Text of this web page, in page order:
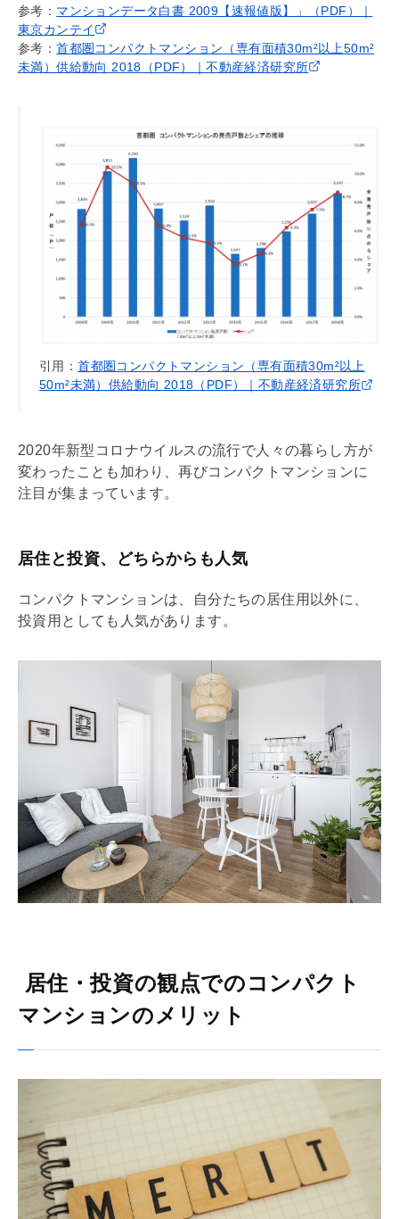
参考： マンションデータ白書 2009【速報値版】」（PDF）｜
東京カンテイ
参考：首都圏コンパクトマンション（専有面積30m²以上50m²
未満）供給動向 2018（PDF）｜不動産経済研究所
引用：首都圏コンパクトマンション（専有面積30m²以上
50m²未満）供給動向 2018（PDF）｜不動産経済研究所
2020年新型コロナウイルスの流行で人々の暮らし方が
変わったことも加わり、再びコンパクトマンションに
注目が集まっています。
居住と投資、どちらからも人気
コンパクトマンションは、自分たちの居住用以外に、
投資用としても人気があります。
居住・投資の観点でのコンパクト
マンションのメリット